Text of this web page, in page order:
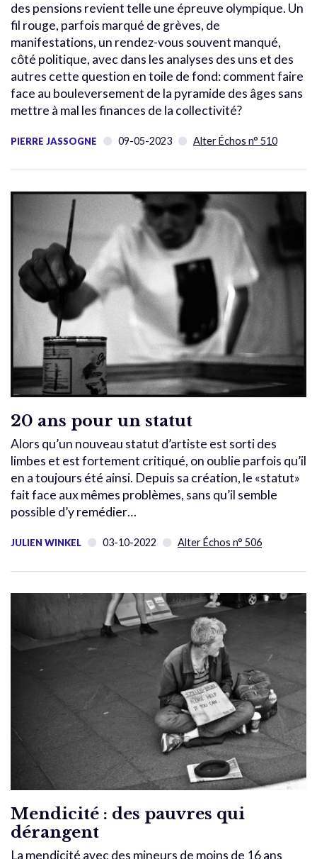
des pensions revient telle une épreuve olympique. Un
fil rouge, parfois marqué de grèves, de
manifestations, un rendez-vous souvent manqué,
côté politique, avec dans les analyses des uns et des
autres cette question en toile de fond: comment faire
face au bouleversement de la pyramide des âges sans
mettre à mal les finances de la collectivité?
PIERRE JASSOGNE 09-05-2023 Alter Échos n° 510
20 ans pour un statut
Alors qu’un nouveau statut d’artiste est sorti des
limbes et est fortement critiqué, on oublie parfois qu’il
en a toujours été ainsi. Depuis sa création, le «statut»
fait face aux mêmes problèmes, sans qu’il semble
possible d’y remédier…
JULIEN WINKEL 03-10-2022 Alter Échos n° 506
Mendicité : des pauvres qui
dérangent
La mendicité avec des mineurs de moins de 16 ans